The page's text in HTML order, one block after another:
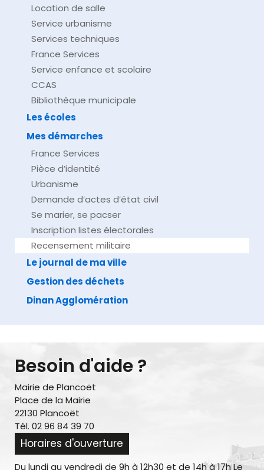
Location de salle
Service urbanisme
Services techniques
France Services
Service enfance et scolaire
CCAS
Bibliothèque municipale
Les écoles
Mes démarches
France Services
Pièce d’identité
Urbanisme
Demande d’actes d’état civil
Se marier, se pacser
Inscription listes électorales
Recensement militaire
Le journal de ma ville
Gestion des déchets
Dinan Agglomération
Besoin d'aide ?
Mairie de Plancoët
Place de la Mairie
22130 Plancoët
Tél. 02 96 84 39 70
Horaires d'ouverture
Du lundi au vendredi de 9h à 12h30 et de 14h à 17h Le